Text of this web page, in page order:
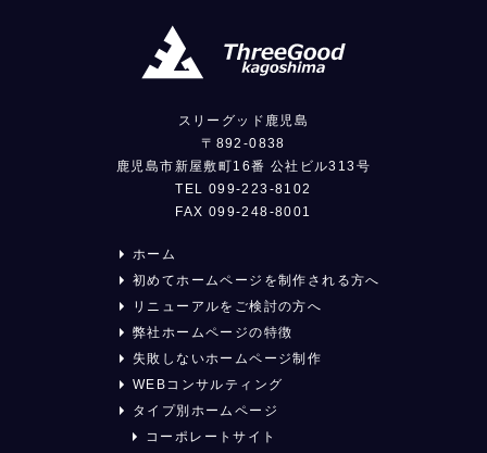
スリーグッド鹿児島
〒892-0838
鹿児島市新屋敷町16番 公社ビル313号
TEL 099-223-8102
FAX 099-248-8001
ホーム
初めてホームページを制作される方へ
リニューアルをご検討の方へ
弊社ホームページの特徴
失敗しないホームページ制作
WEBコンサルティング
タイプ別ホームページ
コーポレートサイト